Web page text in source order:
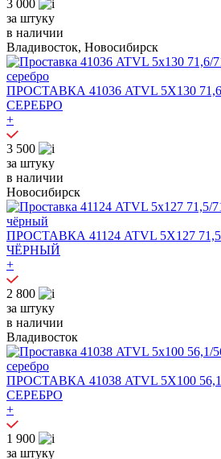
3 000
за штуку
в наличии
Владивосток, Новосибирск
ПРОСТАВКА 41036 ATVL 5X130
СЕРЕБРО
+
3 500
за штуку
в наличии
Новосибирск
ПРОСТАВКА 41124 ATVL 5X127
ЧЁРНЫЙ
+
2 800
за штуку
в наличии
Владивосток
ПРОСТАВКА 41038 ATVL 5X100
СЕРЕБРО
+
1 900
за штуку